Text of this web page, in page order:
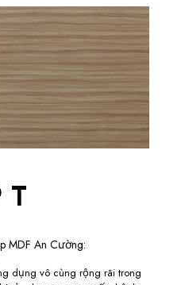
T
MDF An Cường:
dụng vô cùng rộng rãi trong